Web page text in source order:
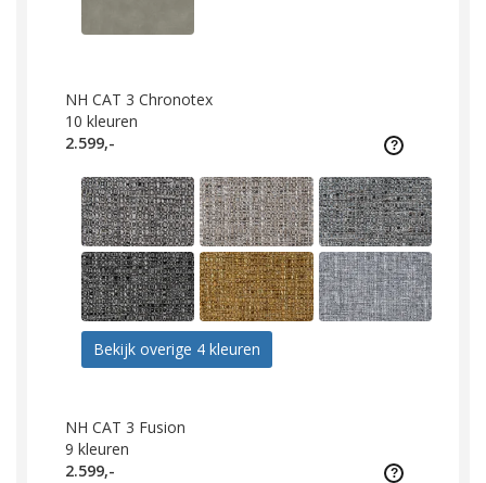
NH CAT 3 Chronotex
10 kleuren
2.599,-
Bekijk overige 4 kleuren
NH CAT 3 Fusion
9 kleuren
2.599,-